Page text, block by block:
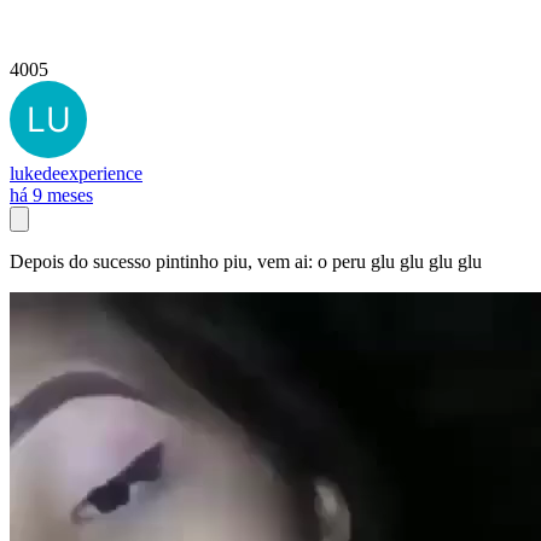
4005
lukedeexperience
há 9 meses
Depois do sucesso pintinho piu, vem ai: o peru glu glu glu glu